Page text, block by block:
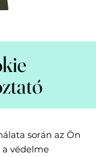
során az Ön
védelme